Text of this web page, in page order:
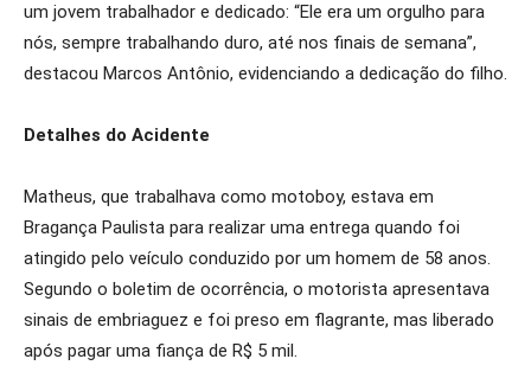
um jovem trabalhador e dedicado: “Ele era um orgulho para
nós, sempre trabalhando duro, até nos finais de semana”,
destacou Marcos Antônio, evidenciando a dedicação do filho.
Detalhes do Acidente
Matheus, que trabalhava como motoboy, estava em
Bragança Paulista para realizar uma entrega quando foi
atingido pelo veículo conduzido por um homem de 58 anos.
Segundo o boletim de ocorrência, o motorista apresentava
sinais de embriaguez e foi preso em flagrante, mas liberado
após pagar uma fiança de R$ 5 mil.